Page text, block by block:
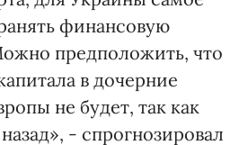
финансовую
предположить, что
в дочерние
не будет, так как
- спрогнозировал